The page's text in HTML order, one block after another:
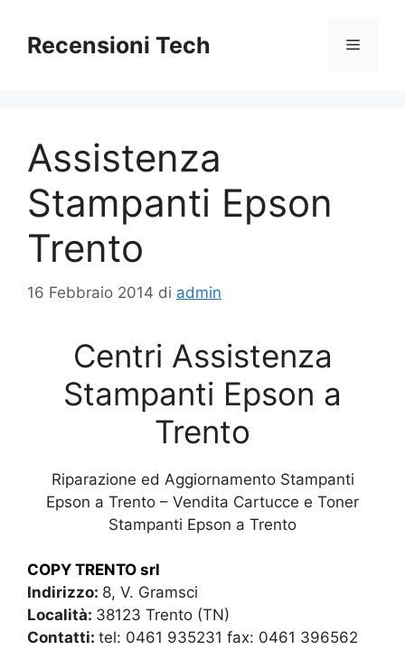
contenuto
Recensioni Tech Menu
Assistenza
Stampanti Epson
Trento
16 Febbraio 2014 di admin
Centri Assistenza
Stampanti Epson a
Trento
Riparazione ed Aggiornamento Stampanti
Epson a Trento – Vendita Cartucce e Toner
Stampanti Epson a Trento
COPY TRENTO srl
Indirizzo: 8, V. Gramsci
Località: 38123 Trento (TN)
Contatti: tel: 0461 935231 fax: 0461 396562